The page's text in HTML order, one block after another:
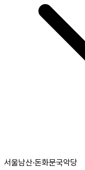
서울남산·돈화문국악당